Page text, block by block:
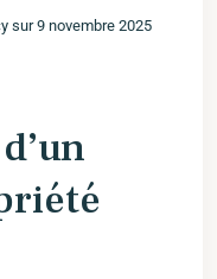
sur 9 novembre 2025